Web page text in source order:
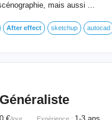
mais aussi ...
After effect sketchup autocad